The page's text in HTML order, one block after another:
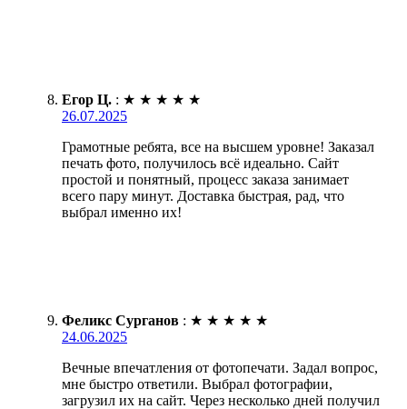
Егор Ц. : ★ ★ ★ ★ ★
26.07.2025
Грамотные ребята, все на высшем уровне! Заказал
печать фото, получилось всё идеально. Сайт
простой и понятный, процесс заказа занимает
всего пару минут. Доставка быстрая, рад, что
выбрал именно их!
Феликс Сурганов : ★ ★ ★ ★ ★
24.06.2025
Вечные впечатления от фотопечати. Задал вопрос,
мне быстро ответили. Выбрал фотографии,
загрузил их на сайт. Через несколько дней получил